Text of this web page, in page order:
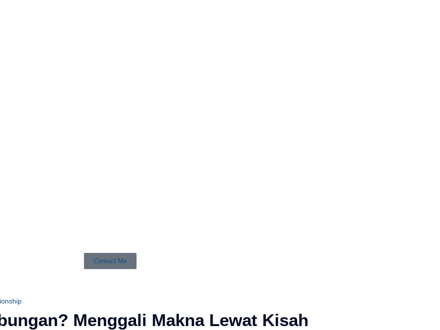
Contact Me
Menggali Makna Lewat Kisah